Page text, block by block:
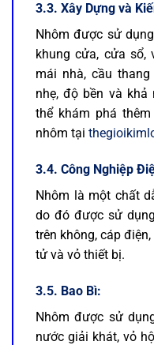
3.3. Xây Dựng và
Nhôm được sử
khung cửa, cửa sổ,
mái nhà, cầu
nhẹ, độ bền và khả
thể khám phá
nhôm tại
3.4. Công Nghiệp
Nhôm là một chất
do đó được sử
trên không, cáp
tử và vỏ thiết bị.
3.5. Bao Bì:
Nhôm được sử
nước giải khát, vỏ